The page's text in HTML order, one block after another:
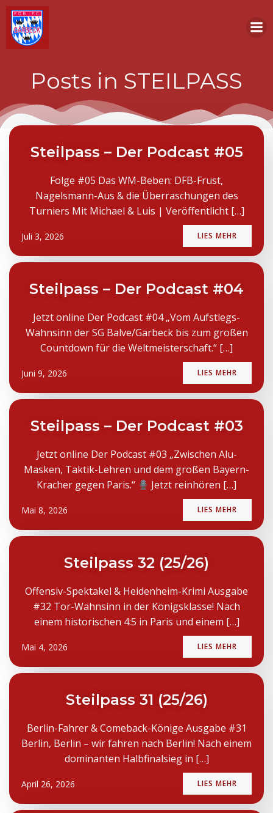
Posts in STEILPASS
Steilpass – Der Podcast #05
Folge #05 Das WM-Beben: DFB-Frust,
Nagelsmann-Aus & die Überraschungen des
Turniers Mit Michael & Luis | Veröffentlicht […]
Juli 3, 2026 LIES MEHR
Steilpass – Der Podcast #04
Jetzt online Der Podcast #04 „Vom Aufstiegs-
Wahnsinn der SG Balve/Garbeck bis zum großen
Countdown für die Weltmeisterschaft.“ […]
Juni 9, 2026 LIES MEHR
Steilpass – Der Podcast #03
Jetzt online Der Podcast #03 „Zwischen Alu-
Masken, Taktik-Lehren und dem großen Bayern-
Kracher gegen Paris.“
Jetzt reinhören […]
Mai 8, 2026 LIES MEHR
Steilpass 32 (25/26)
Offensiv-Spektakel & Heidenheim-Krimi Ausgabe
#32 Tor-Wahnsinn in der Königsklasse! Nach
einem historischen 4:5 in Paris und einem […]
Mai 4, 2026 LIES MEHR
Steilpass 31 (25/26)
Berlin-Fahrer & Comeback-Könige Ausgabe #31
Berlin, Berlin – wir fahren nach Berlin! Nach einem
dominanten Halbfinalsieg in […]
April 26, 2026 LIES MEHR